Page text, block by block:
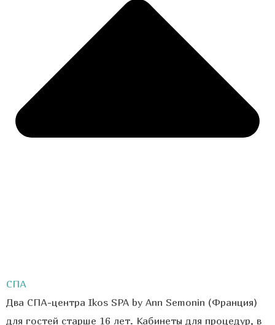
СПА
Два СПА-центра Ikos SPA by Ann Semonin (Франция)
для гостей старше 16 лет. Кабинеты для процедур, в